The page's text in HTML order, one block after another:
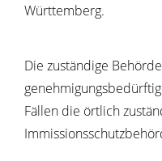
Württemberg.
Die zuständige
Fällen die örtlich